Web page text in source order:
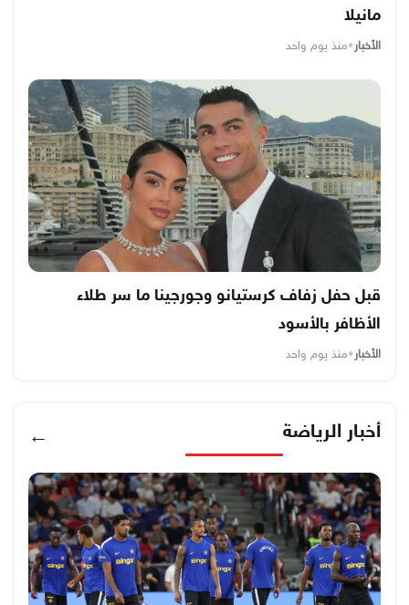
مانيلا
الأخبار•منذ يوم واحد
قبل حفل زفاف كرستيانو وجورجينا ما سر طلاء
الأظافر بالأسود
الأخبار•منذ يوم واحد
أخبار الرياضة ←